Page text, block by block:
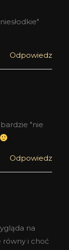
Odpowiedz
"nie
Odpowiedz
na
równy i choć